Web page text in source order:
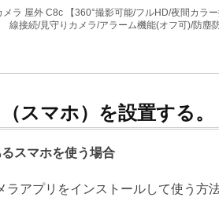
ラ 屋外 C8c 【360°撮影可能/フルHD/夜間カラ
線接続/見守りカメラ/アラーム機能(オフ可)/防塵
スマホ）を設置する。
スマホを使う場合
ラアプリをインストールして使う方